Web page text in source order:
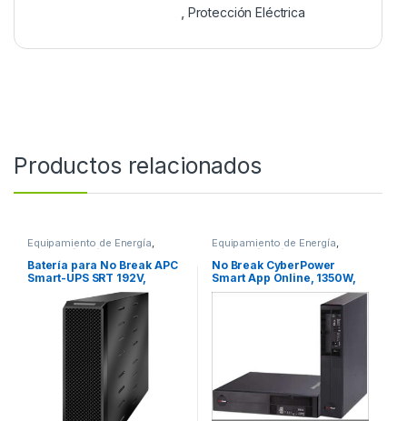
Protección Eléctrica
Productos relacionados
Equipamiento de Energía
Protección Eléctrica
Batería para No Break APC
Smart-UPS SRT 192V,
8000VA, 10.000VA AND
10KVA BATTERY PACK
Equipamiento de Energía
Protección Eléctrica
No Break CyberPower
Smart App Online, 1350W,
1500VA, Entrada 100-125V,
1500VA/1350W LCD ONLINE